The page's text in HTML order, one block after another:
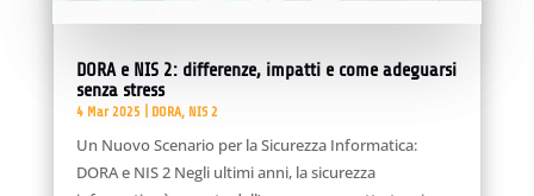
DORA e NIS 2: differenze, impatti e come adeguarsi
senza stress
4 Mar 2025 DORA, NIS 2
Un Nuovo Scenario per la Sicurezza Informatica:
DORA e NIS 2 Negli ultimi anni, la sicurezza